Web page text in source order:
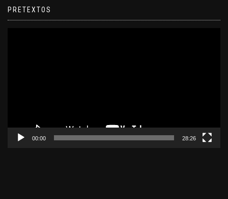
PRETEXTOS
00:00 28:26